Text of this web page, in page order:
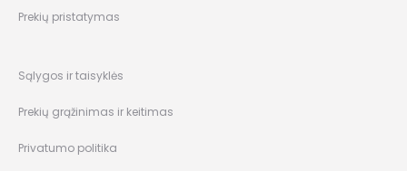
Prekių pristatymas
Sąlygos ir taisyklės
Prekių grąžinimas ir keitimas
Privatumo politika